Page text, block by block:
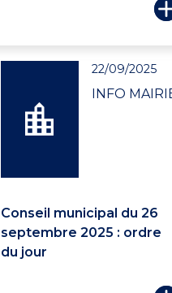
22/09/2025
INFO
Conseil municipal du 26
septembre 2025 : ordre
du jour